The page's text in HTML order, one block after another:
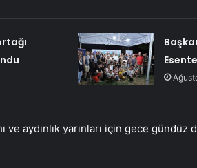
aydınlık yarınları için gece gündüz